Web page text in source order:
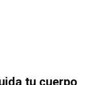
tu cuerpo